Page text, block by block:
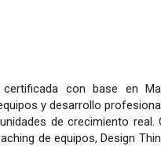
con base en
y desarrollo
de crecimiento real.
de equipos, Design